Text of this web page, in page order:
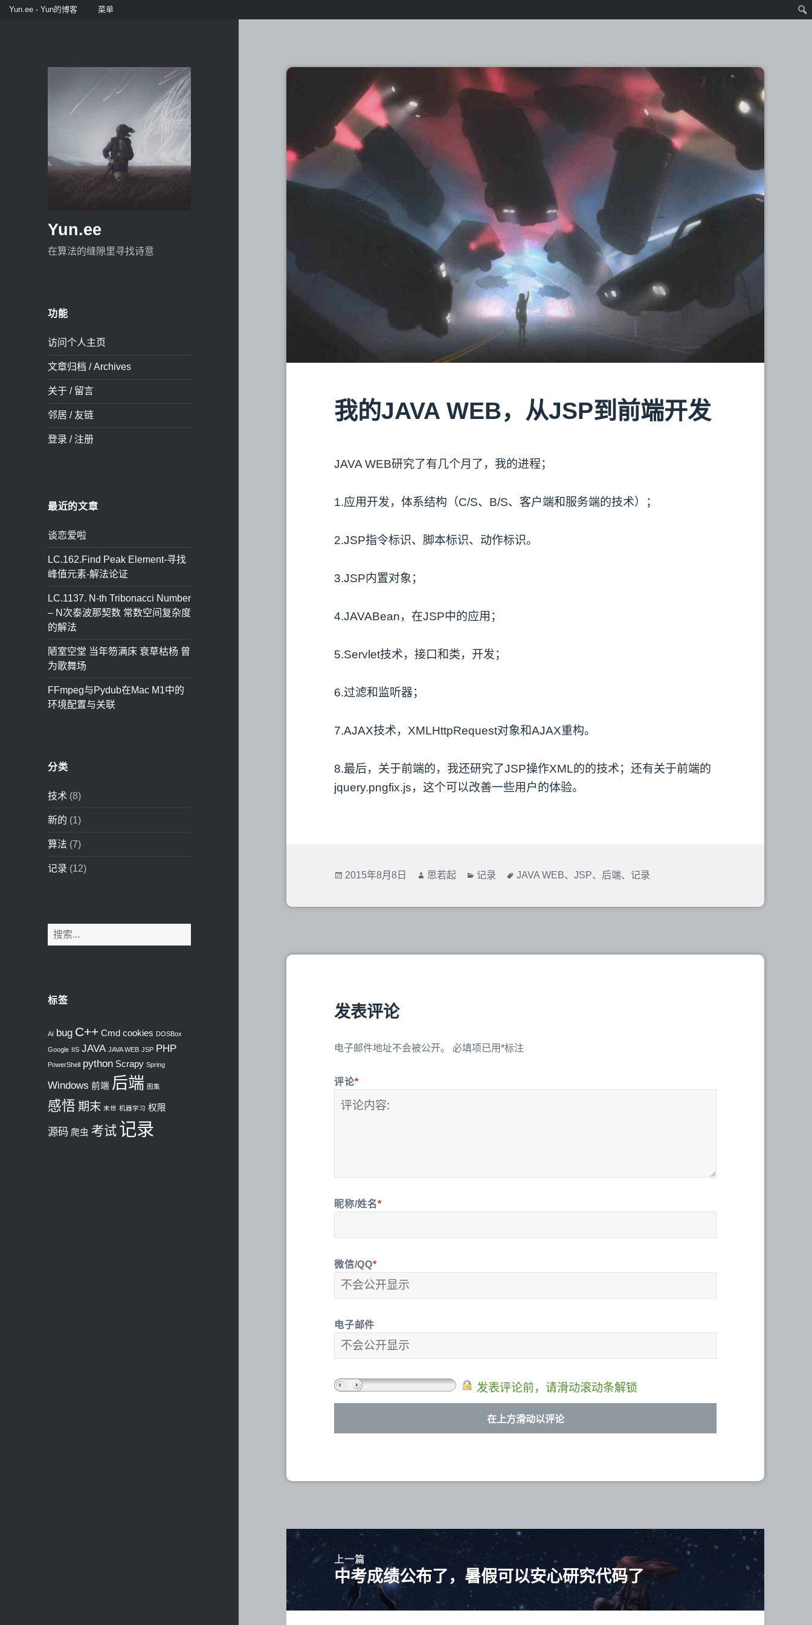
Yun.ee
在算法的缝隙里寻找诗意
功能
访问个人主页
文章归档 / Archives
关于 / 留言
邻居 / 友链
登录 / 注册
最近的文章
谈恋爱啦
LC.162.Find Peak Element-寻找
峰值元素-解法论证
LC.1137. N-th Tribonacci Number
– N次泰波那契数 常数空间复杂度
的解法
陋室空堂 当年笏满床 衰草枯杨 曾
为歌舞场
FFmpeg与Pydub在Mac M1中的
环境配置与关联
分类
技术 (8)
新的 (1)
算法 (7)
记录 (12)
搜
索
标签
AI bug C++ Cmd cookies DOSBox
Google IIS JAVA JAVA WEB JSP PHP
PowerShell python Scrapy Spring
Windows 前端 后端 图集
感悟 期末 末世 机器学习 权限
源码 爬虫 考试 记录
我的JAVA WEB，从JSP到前端开发
JAVA WEB研究了有几个月了，我的进程；
1.应用开发，体系结构（C/S、B/S、客户端和服务端的技术）；
2.JSP指令标识、脚本标识、动作标识。
3.JSP内置对象；
4.JAVABean，在JSP中的应用；
5.Servlet技术，接口和类，开发；
6.过滤和监听器；
7.AJAX技术，XMLHttpRequest对象和AJAX重构。
8.最后，关于前端的，我还研究了JSP操作XML的的技术；还有关于前端的
jquery.pngfix.js，这个可以改善一些用户的体验。
发
2015年8月8日
作
思若起
分
记录
标
JAVA WEB、JSP、 后端、记录
发表评论
电子邮件地址不会被公开。 必填项已用*标注
评论*
昵称/姓名*
微信/QQ*
电子邮件
发表评论前，请滑动滚动条解锁
文
航
上一篇
上
篇
文
中考成绩公布了，暑假可以安心研究代码了
Yun.ee - Yun的博客 菜单